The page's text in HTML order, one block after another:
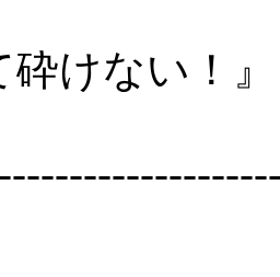
砕けない！』